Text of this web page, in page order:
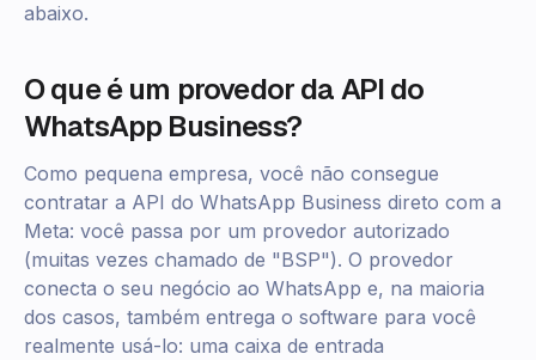
abaixo.
O que é um provedor da API do
WhatsApp Business?
Como pequena empresa, você não consegue
contratar a API do WhatsApp Business direto com a
Meta: você passa por um provedor autorizado
(muitas vezes chamado de "BSP"). O provedor
conecta o seu negócio ao WhatsApp e, na maioria
dos casos, também entrega o software para você
realmente usá-lo: uma caixa de entrada